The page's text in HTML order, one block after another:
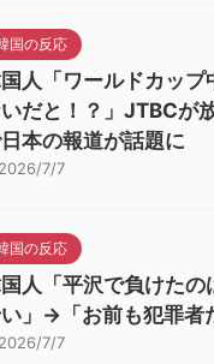
国の反応
人「ワールドカップ
だと！？」JTBCが
本の報道が話題に
2026/7/7
国の反応
人「平沢で負けたの
」→「お前も犯罪者
2026/7/7